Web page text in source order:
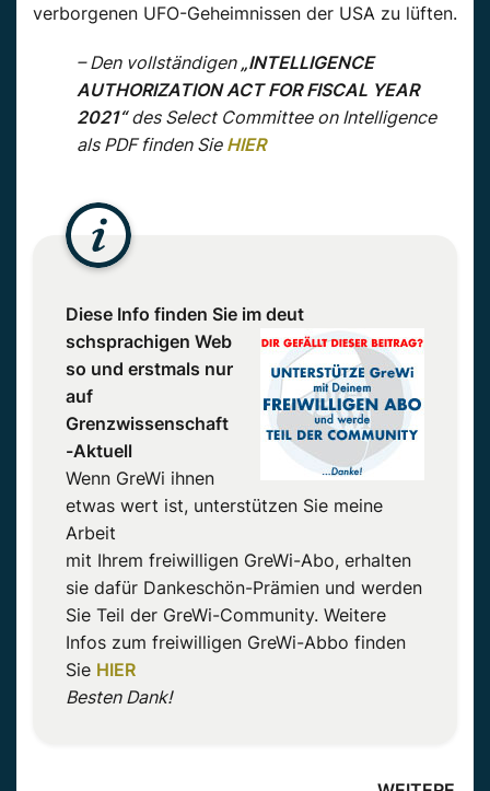
verborgenen UFO-Geheimnissen der USA zu lüften.
– Den vollständigen „INTELLIGENCE
AUTHORIZATION ACT FOR FISCAL YEAR
2021“des Select Committee on Intelligence
als PDF finden Sie HIER
Diese Info finden Sie im deut
schsprachigen Web
so und erstmals nur
auf
Grenzwissenschaft
-Aktuell
Wenn GreWi ihnen
etwas wert ist, unterstützen Sie meine
Arbeit
mit Ihrem freiwilligen GreWi-Abo, erhalten
sie dafür Dankeschön-Prämien und werden
Sie Teil der GreWi-Community. Weitere
Infos zum freiwilligen GreWi-Abbo finden
Sie HIER
Besten Dank!